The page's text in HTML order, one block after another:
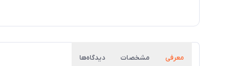
معرفی مشخصات دیدگاه‌ها